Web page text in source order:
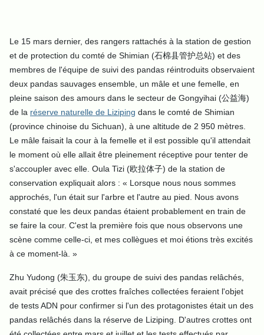
Le 15 mars dernier, des rangers rattachés à la station de gestion
et de protection du comté de Shimian (石棉县管护总站) et des
membres de l'équipe de suivi des pandas réintroduits observaient
deux pandas sauvages ensemble, un mâle et une femelle, en
pleine saison des amours dans le secteur de Gongyihai (公益海)
de la réserve naturelle de Liziping dans le comté de Shimian
(province chinoise du Sichuan), à une altitude de 2 950 mètres.
Le mâle faisait la cour à la femelle et il est possible qu'il attendait
le moment où elle allait être pleinement réceptive pour tenter de
s'accoupler avec elle. Oula Tizi (欧拉体子) de la station de
conservation expliquait alors : « Lorsque nous nous sommes
approchés, l'un était sur l'arbre et l'autre au pied. Nous avons
constaté que les deux pandas étaient probablement en train de
se faire la cour. C'est la première fois que nous observons une
scène comme celle-ci, et mes collègues et moi étions très excités
à ce moment-là. »
Zhu Yudong (朱玉东), du groupe de suivi des pandas relâchés,
avait précisé que des crottes fraîches collectées feraient l'objet
de tests ADN pour confirmer si l'un des protagonistes était un des
pandas relâchés dans la réserve de Liziping. D'autres crottes ont